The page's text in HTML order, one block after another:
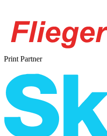
Print Partner